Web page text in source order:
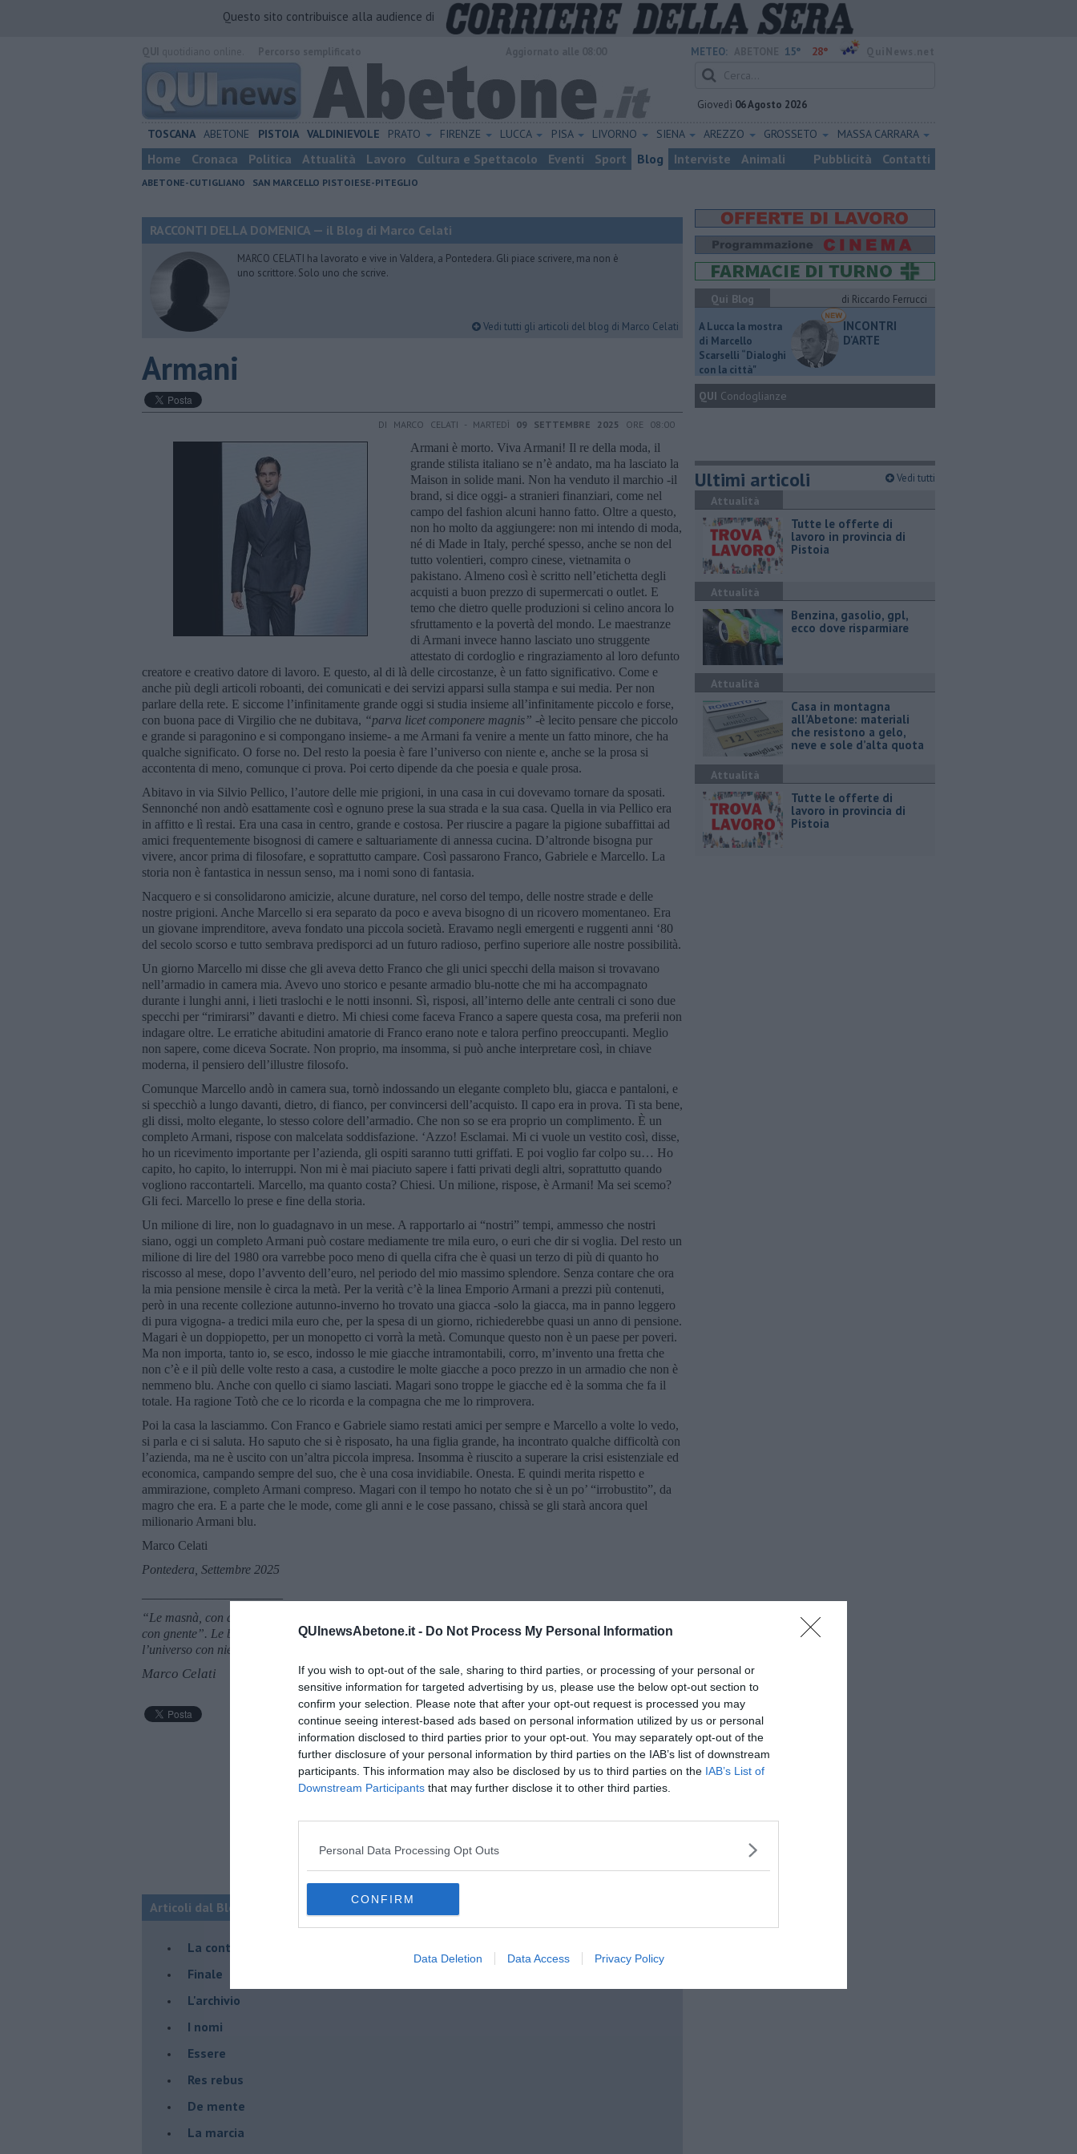
QUInewsAbetone.it - Do Not Process My Personal Information
If you wish to opt-out of the sale, sharing to third parties, or processing of your personal or
sensitive information for targeted advertising by us, please use the below opt-out section to
confirm your selection. Please note that after your opt-out request is processed you may
continue seeing interest-based ads based on personal information utilized by us or personal
information disclosed to third parties prior to your opt-out. You may separately opt-out of the
further disclosure of your personal information by third parties on the IAB’s list of downstream
participants. This information may also be disclosed by us to third parties on the IAB’s List of
Downstream Participants that may further disclose it to other third parties.
Personal Data Processing Opt Outs
CONFIRM
Data Deletion Data Access Privacy Policy
Questo sito contribuisce alla audience di
METEO: 15° 28°
Giovedì 06 Agosto 2026
TOSCANA ABETONE PISTOIA VALDINIEVOLE PRATO FIRENZE LUCCA PISA LIVORNO SIENA AREZZO GROSSETO MASSA CARRARA
Home Cronaca Politica Attualità Lavoro Cultura e Spettacolo Eventi Sport Blog Interviste Animali Pubblicità Contatti
ABETONE-CUTIGLIANO SAN MARCELLO PISTOIESE-PITEGLIO
RACCONTI DELLA DOMENICA — il Blog di Marco Celati
MARCO CELATI ha lavorato e vive in Valdera, a Pontedera. Gli piace scrivere, ma non è
uno scrittore. Solo uno che scrive.
Vedi tutti gli articoli del blog di Marco Celati
Armani
DI MARCO CELATI - MARTEDÌ 09 SETTEMBRE 2025 ORE 08:00
Armani è morto. Viva Armani! Il re della moda, il
grande stilista italiano se n’è andato, ma ha lasciato la
Maison in solide mani. Non ha venduto il marchio -il
brand, si dice oggi- a stranieri finanziari, come nel
campo del fashion alcuni hanno fatto. Oltre a questo,
non ho molto da aggiungere: non mi intendo di moda,
né di Made in Italy, perché spesso, anche se non del
tutto volentieri, compro cinese, vietnamita o
pakistano. Almeno così è scritto nell’etichetta degli
acquisti a buon prezzo di supermercati o outlet. E
temo che dietro quelle produzioni si celino ancora lo
sfruttamento e la povertà del mondo. Le maestranze
di Armani invece hanno lasciato uno struggente
attestato di cordoglio e ringraziamento al loro defunto
creatore e creativo datore di lavoro. E questo, al di là delle circostanze, è un fatto significativo. Come e
anche più degli articoli roboanti, dei comunicati e dei servizi apparsi sulla stampa e sui media. Per non
parlare della rete. E siccome l’infinitamente grande oggi si studia insieme all’infinitamente piccolo e forse,
con buona pace di Virgilio che ne dubitava, “parva licet componere magnis” -è lecito pensare che piccolo
e grande si paragonino e si compongano insieme- a me Armani fa venire a mente un fatto minore, che ha
qualche significato. O forse no. Del resto la poesia è fare l’universo con niente e, anche se la prosa si
accontenta di meno, comunque ci prova. Poi certo dipende da che poesia e quale prosa.
Abitavo in via Silvio Pellico, l’autore delle mie prigioni, in una casa in cui dovevamo tornare da sposati.
Sennonché non andò esattamente così e ognuno prese la sua strada e la sua casa. Quella in via Pellico era
in affitto e lì restai. Era una casa in centro, grande e costosa. Per riuscire a pagare la pigione subaffittai ad
amici frequentemente bisognosi di camere e saltuariamente di annessa cucina. D’altronde bisogna pur
vivere, ancor prima di filosofare, e soprattutto campare. Così passarono Franco, Gabriele e Marcello. La
storia non è fantastica in nessun senso, ma i nomi sono di fantasia.
Nacquero e si consolidarono amicizie, alcune durature, nel corso del tempo, delle nostre strade e delle
nostre prigioni. Anche Marcello si era separato da poco e aveva bisogno di un ricovero momentaneo. Era
un giovane imprenditore, aveva fondato una piccola società. Eravamo negli emergenti e ruggenti anni ‘80
del secolo scorso e tutto sembrava predisporci ad un futuro radioso, perfino superiore alle nostre possibilità.
Un giorno Marcello mi disse che gli aveva detto Franco che gli unici specchi della maison si trovavano
nell’armadio in camera mia. Avevo uno storico e pesante armadio blu-notte che mi ha accompagnato
durante i lunghi anni, i lieti traslochi e le notti insonni. Sì, risposi, all’interno delle ante centrali ci sono due
specchi per “rimirarsi” davanti e dietro. Mi chiesi come faceva Franco a sapere questa cosa, ma preferii non
indagare oltre. Le erratiche abitudini amatorie di Franco erano note e talora perfino preoccupanti. Meglio
non sapere, come diceva Socrate. Non proprio, ma insomma, si può anche interpretare così, in chiave
moderna, il pensiero dell’illustre filosofo.
Comunque Marcello andò in camera sua, tornò indossando un elegante completo blu, giacca e pantaloni, e
si specchiò a lungo davanti, dietro, di fianco, per convincersi dell’acquisto. Il capo era in prova. Ti sta bene,
gli dissi, molto elegante, lo stesso colore dell’armadio. Che non so se era proprio un complimento. È un
completo Armani, rispose con malcelata soddisfazione. ‘Azzo! Esclamai. Mi ci vuole un vestito così, disse,
ho un ricevimento importante per l’azienda, gli ospiti saranno tutti griffati. E poi voglio far colpo su… Ho
capito, ho capito, lo interruppi. Non mi è mai piaciuto sapere i fatti privati degli altri, soprattutto quando
vogliono raccontarteli. Marcello, ma quanto costa? Chiesi. Un milione, rispose, è Armani! Ma sei scemo?
Gli feci. Marcello lo prese e fine della storia.
Un milione di lire, non lo guadagnavo in un mese. A rapportarlo ai “nostri” tempi, ammesso che nostri
siano, oggi un completo Armani può costare mediamente tre mila euro, o euri che dir si voglia. Del resto un
milione di lire del 1980 ora varrebbe poco meno di quella cifra che è quasi un terzo di più di quanto ho
riscosso al mese, dopo l’avvento dell’euro, nel periodo del mio massimo splendore. Senza contare che ora
la mia pensione mensile è circa la metà. Per la verità c’è la linea Emporio Armani a prezzi più contenuti,
però in una recente collezione autunno-inverno ho trovato una giacca -solo la giacca, ma in panno leggero
di pura vigogna- a tredici mila euro che, per la spesa di un giorno, richiederebbe quasi un anno di pensione.
Magari è un doppiopetto, per un monopetto ci vorrà la metà. Comunque questo non è un paese per poveri.
Ma non importa, tanto io, se esco, indosso le mie giacche intramontabili, corro, m’invento una fretta che
non c’è e il più delle volte resto a casa, a custodire le molte giacche a poco prezzo in un armadio che non è
nemmeno blu. Anche con quello ci siamo lasciati. Magari sono troppe le giacche ed è la somma che fa il
totale. Ha ragione Totò che ce lo ricorda e la compagna che me lo rimprovera.
Poi la casa la lasciammo. Con Franco e Gabriele siamo restati amici per sempre e Marcello a volte lo vedo,
si parla e ci si saluta. Ho saputo che si è risposato, ha una figlia grande, ha incontrato qualche difficoltà con
l’azienda, ma ne è uscito con un’altra piccola impresa. Insomma è riuscito a superare la crisi esistenziale ed
economica, campando sempre del suo, che è una cosa invidiabile. Onesta. E quindi merita rispetto e
ammirazione, completo Armani compreso. Magari con il tempo ho notato che si è un po’ “irrobustito”, da
magro che era. E a parte che le mode, come gli anni e le cose passano, chissà se gli starà ancora quel
milionario Armani blu.
Marco Celati
Pontedera, Settembre 2025
“Le masnà, con doe miseire, son cuntente, i son volasne via. A sent che la poesia l’è tüta lì: fà l’univers
con gnente”. Le bambine con due miserie sono contente, / sono volate via. Forse la poesia / è tutta lì: fare
l’universo con niente. Milo De Angelis, “Distante un padre”
Marco Celati
Articoli dal Blog “Racconti della domenica” di Marco Celati
La controversia degli azzimi
Finale
L'archivio
I nomi
Essere
Res rebus
De mente
La marcia
Qui Blog
di Riccardo Ferrucci
A Lucca la mostra
di Marcello
Scarselli “Dialoghi
con la città"
INCONTRI
D'ARTE
QUI Condoglianze
Ultimi articoli Vedi tutti
Attualità
​Tutte le offerte di
lavoro in provincia di
Pistoia
Attualità
​Benzina, gasolio, gpl,
ecco dove risparmiare
Attualità
Casa in montagna
all’Abetone: materiali
che resistono a gelo,
neve e sole d’alta quota
Attualità
​Tutte le offerte di
lavoro in provincia di
Pistoia